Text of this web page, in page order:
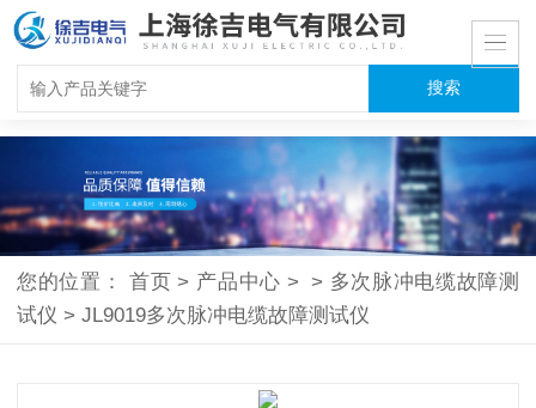
您的位置：首页 > 产品中心 > > 多次脉冲电缆故障测
试仪 > JL9019多次脉冲电缆故障测试仪